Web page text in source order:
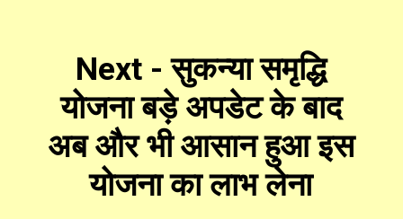
Next - सुकन्या समृद्धि
योजना बड़े अपडेट के बाद
अब और भी आसान हुआ इस
योजना का लाभ लेना